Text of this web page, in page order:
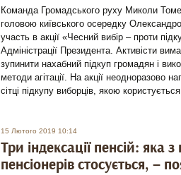
Команда Громадського руху Миколи
головою київського осередку
участь в акції «Чесний вибір – проти
Адміністрації Президента. Активісти
зупинити нахабний підкуп громадян і
методи агітації. На акції неодноразово
сітці підкупу виборців, якою
15 Лютого 2019 10:14
Три індексації пенсій: яка
пенсіонерів стосується, –